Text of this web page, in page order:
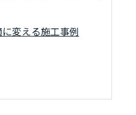
変える施工事例